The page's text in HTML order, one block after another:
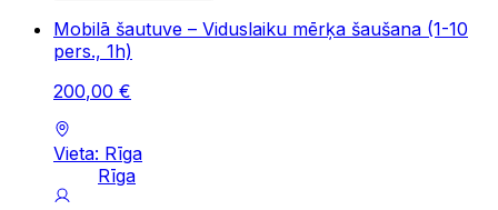
Mobilā šautuve – Viduslaiku mērķa šaušana (1-10
pers., 1h)
200,00 €
Vieta: Rīga
Rīga